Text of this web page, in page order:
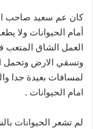
كان عم سعيد صاحب
أمام الحيوانات ولا
العمل الشاق المتعب
وتسقي الارض وتحمل
لمسافات بعيدة جدا
امام الحيوانات .
لم تشعر الحيوانات